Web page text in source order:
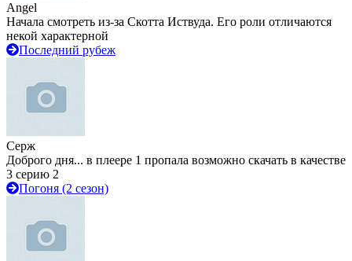
Angel
Начала смотреть из-за Скотта Иствуда. Его роли отличаются
некой характерной
Последний рубеж
Серж
Доброго дня... в плеере 1 пропала возможно скачать в качестве
3 серию 2
Погоня (2 сезон)